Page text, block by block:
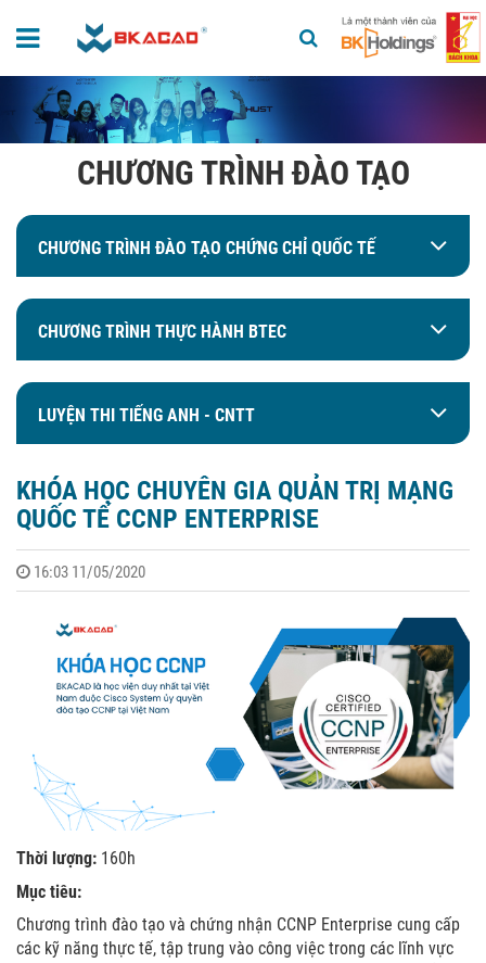
CHƯƠNG TRÌNH ĐÀO TẠO
CHƯƠNG TRÌNH ĐÀO TẠO CHỨNG CHỈ QUỐC TẾ
CHƯƠNG TRÌNH THỰC HÀNH BTEC
LUYỆN THI TIẾNG ANH - CNTT
KHÓA HỌC CHUYÊN GIA QUẢN TRỊ MẠNG
QUỐC TẾ CCNP ENTERPRISE
16:03 11/05/2020
Thời lượng: 160h
Mục tiêu:
Chương trình đào tạo và chứng nhận CCNP Enterprise cung cấp
các kỹ năng thực tế, tập trung vào công việc trong các lĩnh vực